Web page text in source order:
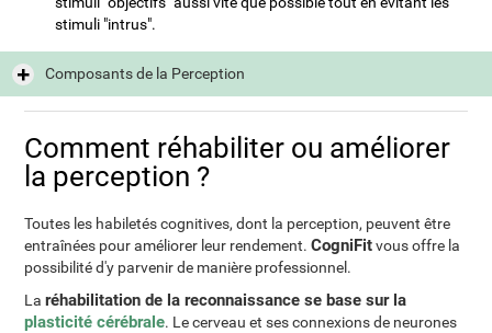
stimuli "intrus".
Composants de la Perception
Comment réhabiliter ou améliorer
la perception ?
Toutes les habiletés cognitives, dont la perception, peuvent être
entraînées pour améliorer leur rendement.CogniFitvous offre la
possibilité d'y parvenir de manière professionnel.
Laréhabilitation de la reconnaissance se base sur la
plasticité cérébrale. Le cerveau et ses connexions de neurones